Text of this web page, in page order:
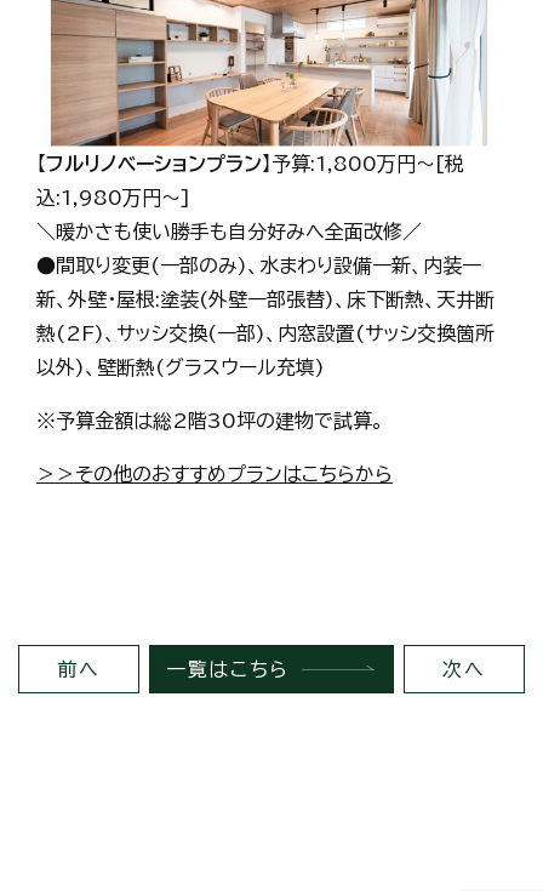
【フルリノベーションプラン】予算:1,800万円～[税
込:1,980万円～]
＼暖かさも使い勝手も自分好みへ全面改修／
●間取り変更(一部のみ)、水まわり設備一新、内装一
新、外壁・屋根:塗装(外壁一部張替)、床下断熱、天井断
熱(2F)、サッシ交換(一部)、内窓設置(サッシ交換箇所
以外)、壁断熱(グラスウール充填)
※予算金額は総2階30坪の建物で試算。
＞＞その他のおすすめプランはこちらから
前へ 一覧はこちら 次へ